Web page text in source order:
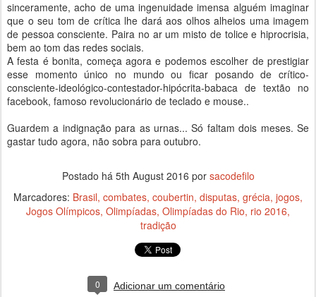
sinceramente, acho de uma ingenuidade imensa alguém imaginar
que o seu tom de crítica lhe dará aos olhos alheios uma imagem
de pessoa consciente. Paira no ar um misto de tolice e hiprocrisia,
bem ao tom das redes sociais.
A festa é bonita, começa agora e podemos escolher de prestigiar
esse momento único no mundo ou ficar posando de crítico-
consciente-ideológico-contestador-hipócrita-babaca de textão no
facebook, famoso revolucionário de teclado e mouse..
Guardem a indignação para as urnas... Só faltam dois meses. Se
gastar tudo agora, não sobra para outubro.
Postado há 5th August 2016 por sacodefilo
Marcadores: Brasil combates coubertin disputas grécia jogos
Jogos Olímpicos Olimpíadas Olimpíadas do Rio rio 2016
tradição
0 Adicionar um comentário